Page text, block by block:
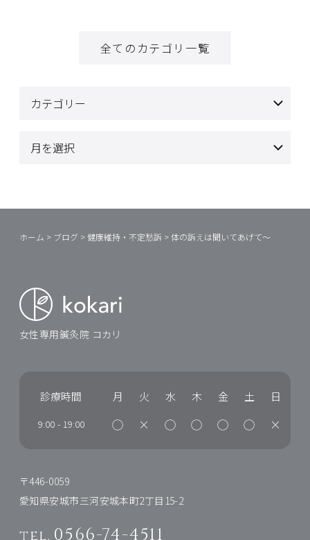
全てのカテゴリ一覧
ホーム > ブログ >健康維持・不定愁訴 >体の訴えは聞いてあげて～
女性専用鍼灸院 コカリ
診療時間 月 火 水 木 金 土 日
9:00 - 19:00 ◯ × ◯ ◯ ◯ ◯ ×
〒446-0059
愛知県安城市三河安城本町2丁目15-2
tel. 0566-74-4511